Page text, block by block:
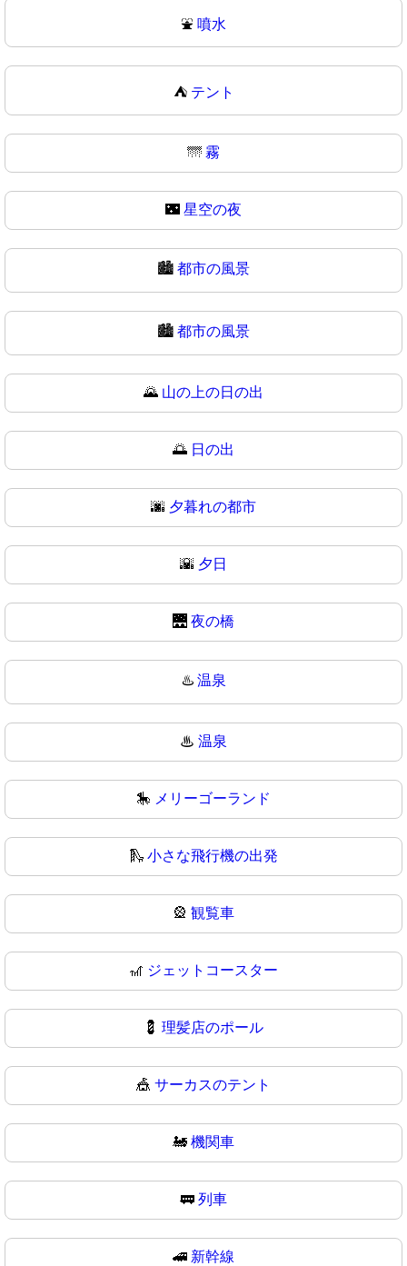
⛲ 噴水
⛺ テント
🌁 霧
🌃 星空の夜
🏙️ 都市の風景
🏙 都市の風景
🌄 山の上の日の出
🌅 日の出
🌆 夕暮れの都市
🌇 夕日
🌉 夜の橋
♨️ 温泉
♨ 温泉
🎠 メリーゴーランド
🛝 小さな飛行機の出発
🎡 観覧車
🎢 ジェットコースター
💈 理髪店のポール
🎪 サーカスのテント
🚂 機関車
🚃 列車
🚄 新幹線